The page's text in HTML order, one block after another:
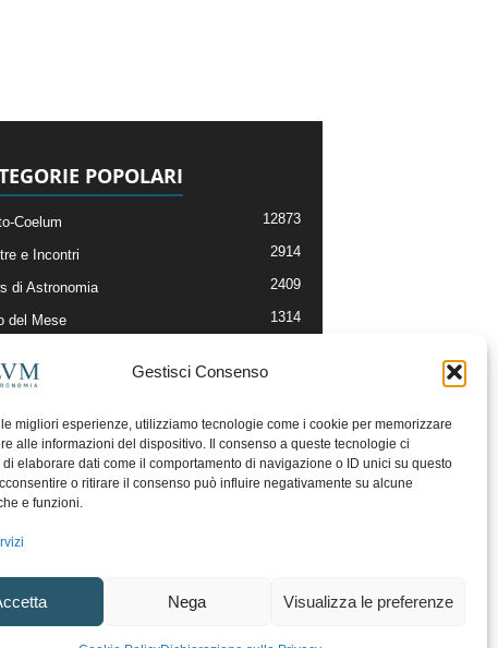
Gestisci Consenso
le migliori esperienze, utilizziamo tecnologie come i cookie per memorizzare
alle informazioni del dispositivo. Il consenso a queste tecnologie ci
di elaborare dati come il comportamento di navigazione o ID unici su questo
o ritirare il consenso può influire negativamente su alcune
e funzioni.
Nega Visualizza le preferenze
POPOLARI
Coelum 12873
e Incontri 2914
di Astronomia 2409
del Mese 1314
e Risorse On-Line
della Redazione